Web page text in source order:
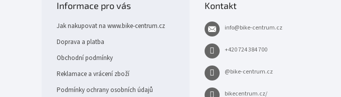
Informace pro vás
Jak nakupovat na www.bike-centrum.cz
Doprava a platba
Obchodní podmínky
Reklamace a vrácení zboží
Podmínky ochrany osobních údajů
Kontakt
info@bike-centrum.cz
+420 724 384 700
@bike-centrum.cz
bikecentrum.cz/